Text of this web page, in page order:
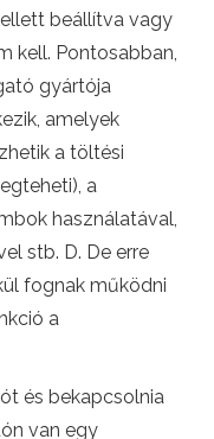
beállítva vagy
kell. Pontosabban,
gyártója
amelyek
a töltési
a
használatával,
stb. D. De erre
fognak működni
a
és bekapcsolnia
van egy